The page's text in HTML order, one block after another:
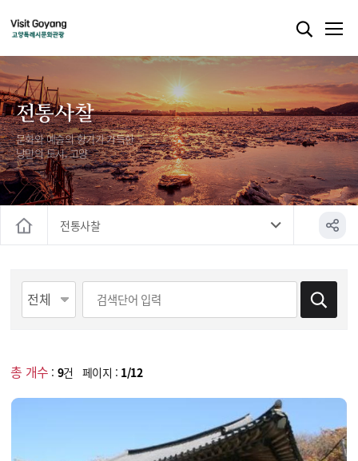
전통사찰
문화와 예술의 향기가 가득한
낭만의 도시, 고양
전통사찰
총 개수 : 9건 페이지 : 1/12